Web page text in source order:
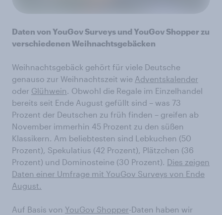
Daten von YouGov Surveys und YouGov Shopper zu
verschiedenen Weihnachtsgebäcken
Weihnachtsgebäck gehört für viele Deutsche
genauso zur Weihnachtszeit wie Adventskalender
oder Glühwein. Obwohl die Regale im Einzelhandel
bereits seit Ende August gefüllt sind – was 73
Prozent der Deutschen zu früh finden – greifen ab
November immerhin 45 Prozent zu den süßen
Klassikern. Am beliebtesten sind Lebkuchen (50
Prozent), Spekulatius (42 Prozent), Plätzchen (36
Prozent) und Dominosteine (30 Prozent). Dies zeigen
Daten einer Umfrage mit YouGov Surveys von Ende
August.
Auf Basis von YouGov Shopper-Daten haben wir